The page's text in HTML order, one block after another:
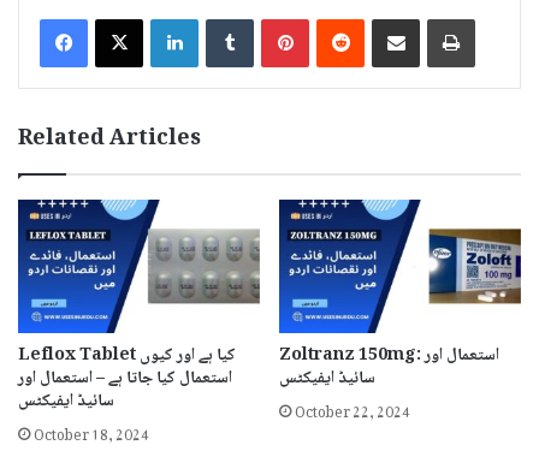
LinkedInTumblrPinterestReddit Share via Email Print
Related Articles
Leflox Tablet کیا ہے اور کیوں
استعمال کیا جاتا ہے – استعمال اور
سائیڈ ایفیکٹس
October 18, 2024
Zoltranz 150mg: استعمال اور
سائیڈ ایفیکٹس
October 22, 2024